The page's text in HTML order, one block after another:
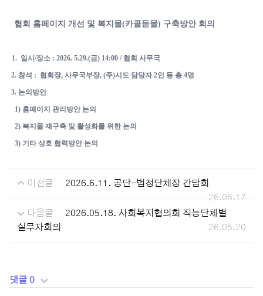
협회 홈페이지 개선 및 복지몰(카콜듣몰) 구축방안 회의
1. 일시/장소 : 2026. 5.29.(금) 14:00 / 협회 사무국
2. 참석 : 협회장, 사무국부장, (주)시도 담당자 2인 등 총 4명
3. 논의방안
1) 홈페이지 관리방안 논의
2) 복지몰 재구축 및 활성화를 위한 논의
3) 기타 상호 협력방안 논의
이전글
2026.6.11. 공단-법정단체장 간담회
26.06.17
다음글
2026.05.18. 사회복지협의회 직능단체별
실무자회의
26.05.20
댓글 0